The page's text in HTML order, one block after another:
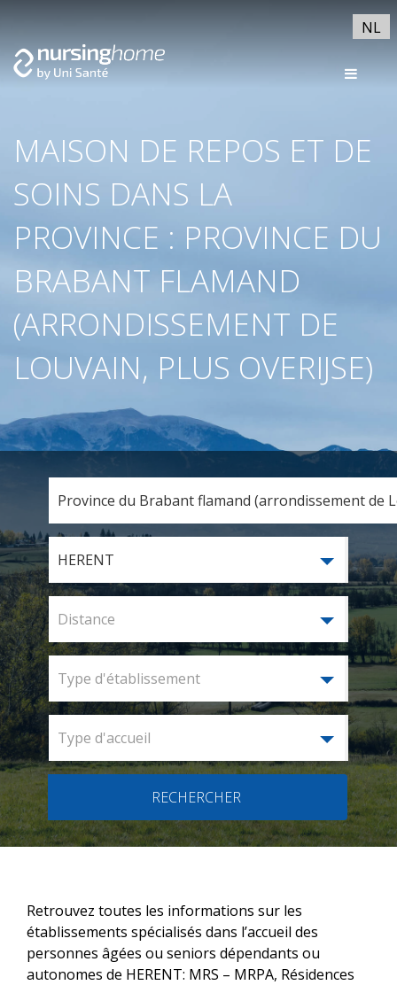
NL
MAISON DE REPOS ET DE
SOINS DANS LA
PROVINCE : PROVINCE DU
BRABANT FLAMAND
(ARRONDISSEMENT DE
LOUVAIN, PLUS OVERIJSE)
Province du Brabant flamand (arrondissement de
HERENT
Distance
Type d'établissement
Type d'accueil
RECHERCHER
Retrouvez toutes les informations sur les
établissements spécialisés dans l’accueil des
personnes âgées ou seniors dépendants ou
autonomes de HERENT: MRS – MRPA, Résidences